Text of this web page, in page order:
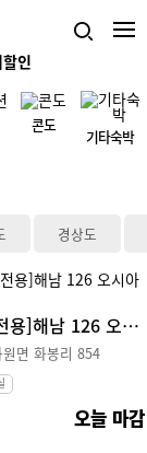
인
콘도
기타숙박
경상도
[기업회원 전용]해남 126 오시아노 호텔
면 화봉리 854
오늘 마감